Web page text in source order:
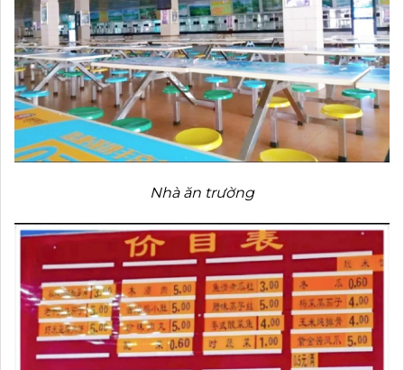
Nhà ăn trường